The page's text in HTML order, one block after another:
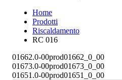
Home
Prodotti
Riscaldamento
RC 016
01662.0-00prod01662_0_00
01673.0-00prod01673_0_00
01651.0-00prod01651_0_00